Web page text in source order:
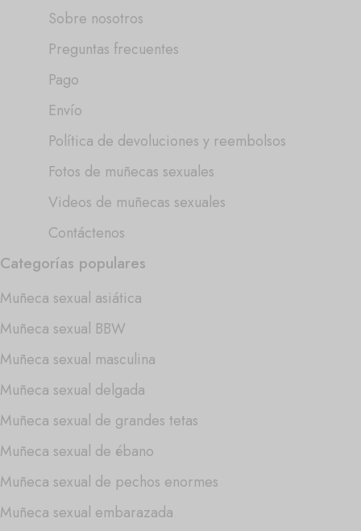
Sobre nosotros
Preguntas frecuentes
Pago
Envío
Política de devoluciones y reembolsos
Fotos de muñecas sexuales
Videos de muñecas sexuales
Contáctenos
Categorías populares
Muñeca sexual asiática
Muñeca sexual BBW
Muñeca sexual masculina
Muñeca sexual delgada
Muñeca sexual de grandes tetas
Muñeca sexual de ébano
Muñeca sexual de pechos enormes
Muñeca sexual embarazada